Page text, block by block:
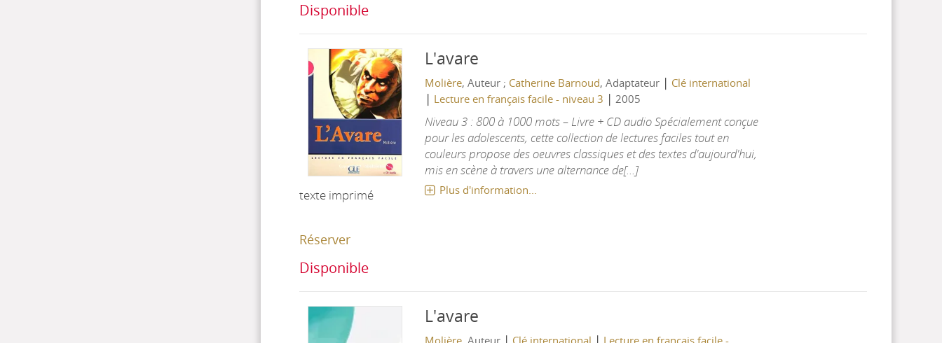
Disponible
texte imprimé
L'avare
Molière, Auteur ; Catherine Barnoud, Adaptateur | Clé international
| Lecture en français facile - niveau 3 | 2005
Niveau 3 : 800 à 1000 mots – Livre + CD audio Spécialement conçue
pour les adolescents, cette collection de lectures faciles tout en
couleurs propose des oeuvres classiques et des textes d'aujourd'hui,
mis en scène à travers une alternance de[...]
Plus d'information...
Réserver
Disponible
L'avare